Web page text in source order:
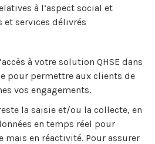
à l’aspect social et
services délivrés
à votre solution QHSE dans
pour permettre aux clients de
vos engagements.
la saisie et/ou la collecte, en
en temps réel pour
mais en réactivité. Pour assurer